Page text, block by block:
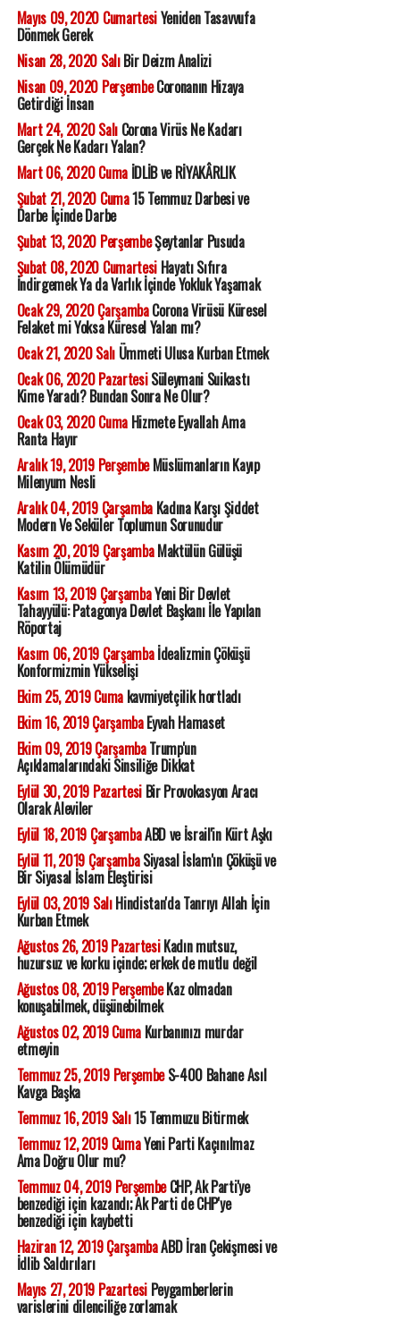
Mayıs 09, 2020 CumartesiYeniden Tasavvufa
Dönmek Gerek
Nisan 28, 2020 SalıBir Deizm Analizi
Nisan 09, 2020 PerşembeCoronanın Hizaya
Getirdiği İnsan
Mart 24, 2020 SalıCorona Virüs Ne Kadarı
Gerçek Ne Kadarı Yalan?
Mart 06, 2020 CumaİDLİB ve RİYAKÂRLIK
Şubat 21, 2020 Cuma15 Temmuz Darbesi ve
Darbe İçinde Darbe
Şubat 13, 2020 PerşembeŞeytanlar Pusuda
Şubat 08, 2020 CumartesiHayatı Sıfıra
İndirgemek Ya da Varlık İçinde Yokluk Yaşamak
Ocak 29, 2020 ÇarşambaCorona Virüsü Küresel
Felaket mi Yoksa Küresel Yalan mı?
Ocak 21, 2020 SalıÜmmeti Ulusa Kurban Etmek
Ocak 06, 2020 PazartesiSüleymani Suikastı
Kime Yaradı? Bundan Sonra Ne Olur?
Ocak 03, 2020 CumaHizmete Eyvallah Ama
Ranta Hayır
Aralık 19, 2019 PerşembeMüslümanların Kayıp
Milenyum Nesli
Aralık 04, 2019 ÇarşambaKadına Karşı Şiddet
Modern Ve Seküler Toplumun Sorunudur
Kasım 20, 2019 ÇarşambaMaktülün Gülüşü
Katilin Ölümüdür
Kasım 13, 2019 ÇarşambaYeni Bir Devlet
Tahayyülü: Patagonya Devlet Başkanı İle Yapılan
Röportaj
Kasım 06, 2019 Çarşambaİdealizmin Çöküşü
Konformizmin Yükselişi
Ekim 25, 2019 Cumakavmiyetçilik hortladı
Ekim 16, 2019 ÇarşambaEyvah Hamaset
Ekim 09, 2019 ÇarşambaTrump'un
Açıklamalarındaki Sinsiliğe Dikkat
Eylül 30, 2019 PazartesiBir Provokasyon Aracı
Olarak Aleviler
Eylül 18, 2019 ÇarşambaABD ve İsrail'in Kürt Aşkı
Eylül 11, 2019 ÇarşambaSiyasal İslam'ın Çöküşü ve
Bir Siyasal İslam Eleştirisi
Eylül 03, 2019 SalıHindistan'da Tanrıyı Allah İçin
Kurban Etmek
Ağustos 26, 2019 PazartesiKadın mutsuz,
huzursuz ve korku içinde; erkek de mutlu değil
Ağustos 08, 2019 PerşembeKaz olmadan
konuşabilmek, düşünebilmek
Ağustos 02, 2019 CumaKurbanınızı murdar
etmeyin
Temmuz 25, 2019 PerşembeS-400 Bahane Asıl
Kavga Başka
Temmuz 16, 2019 Salı15 Temmuzu Bitirmek
Temmuz 12, 2019 CumaYeni Parti Kaçınılmaz
Ama Doğru Olur mu?
Temmuz 04, 2019 PerşembeCHP, Ak Parti'ye
benzediği için kazandı; Ak Parti de CHP'ye
benzediği için kaybetti
Haziran 12, 2019 ÇarşambaABD İran Çekişmesi ve
İdlib Saldırıları
Mayıs 27, 2019 PazartesiPeygamberlerin
varislerini dilenciliğe zorlamak